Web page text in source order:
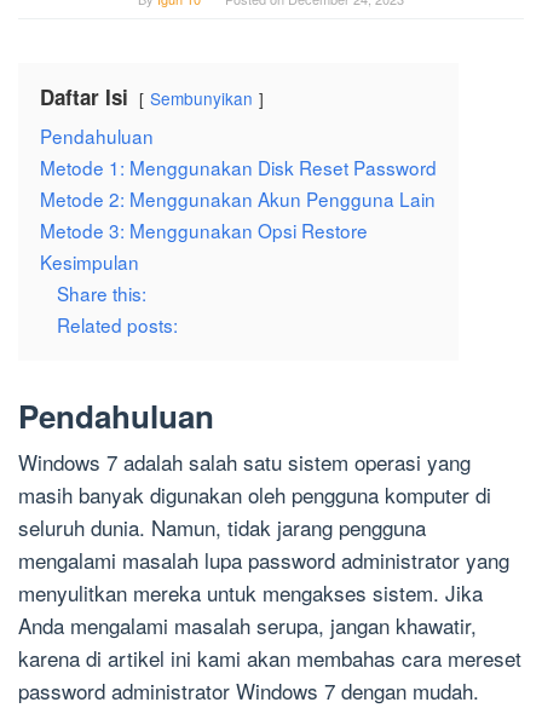
Daftar Isi Sembunyikan
Pendahuluan
Metode 1: Menggunakan Disk Reset Password
Metode 2: Menggunakan Akun Pengguna Lain
Metode 3: Menggunakan Opsi Restore
Kesimpulan
Share this:
Related posts:
Pendahuluan
Windows 7 adalah salah satu sistem operasi yang
masih banyak digunakan oleh pengguna komputer di
seluruh dunia. Namun, tidak jarang pengguna
mengalami masalah lupa password administrator yang
menyulitkan mereka untuk mengakses sistem. Jika
Anda mengalami masalah serupa, jangan khawatir,
karena di artikel ini kami akan membahas cara mereset
password administrator Windows 7 dengan mudah.